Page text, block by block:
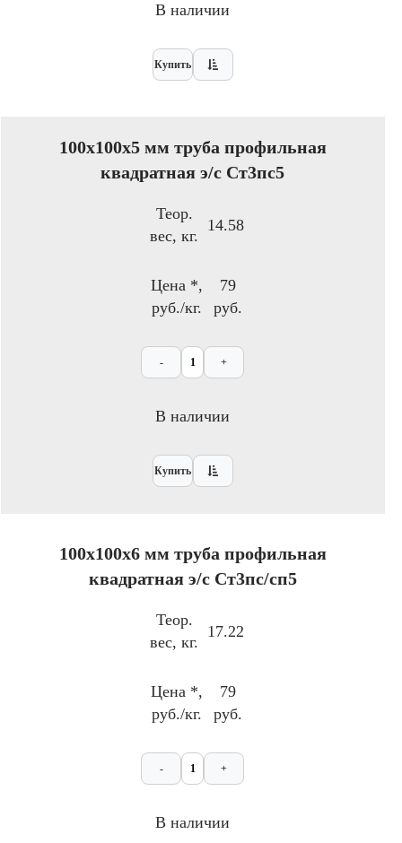
В наличии
Купить
100x100х5 мм труба профильная
квадратная э/с Ст3пс5
Теор.
вес, кг.
14.58
Цена *,
руб./кг.
79
руб.
- +
В наличии
Купить
100x100х6 мм труба профильная
квадратная э/с Ст3пс/сп5
Теор.
вес, кг.
17.22
Цена *,
руб./кг.
79
руб.
- +
В наличии